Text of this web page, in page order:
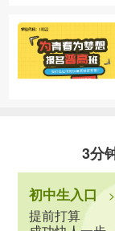
3分
初中生入口 >
提前打算